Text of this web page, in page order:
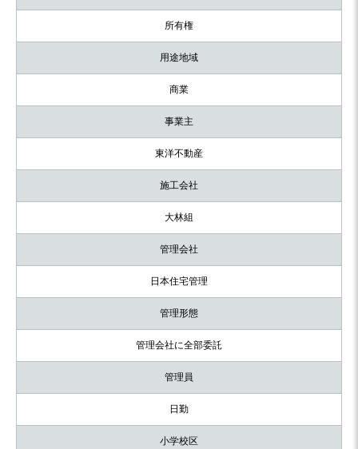
所有権
用途地域
商業
事業主
東洋不動産
施工会社
大林組
管理会社
日本住宅管理
管理形態
管理会社に全部委託
管理員
日勤
小学校区